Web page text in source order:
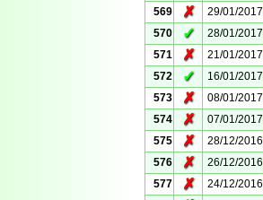
569
✗ 29/01/2017
570
✓ 28/01/2017
571
✗ 21/01/2017
572
✓ 16/01/2017
573
✗ 08/01/2017
574
✗ 07/01/2017
575
✗ 28/12/2016
576
✗ 26/12/2016
577
✗ 24/12/2016